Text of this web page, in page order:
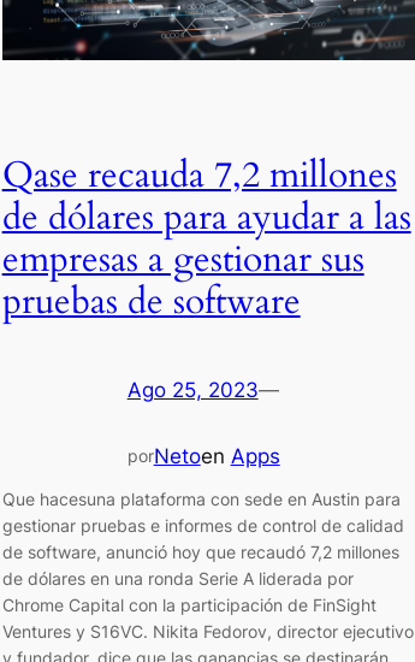
Qase recauda 7,2 millones
de dólares para ayudar a las
empresas a gestionar sus
pruebas de software
Ago 25, 2023—
porNetoen Apps
Que hacesuna plataforma con sede en Austin para
gestionar pruebas e informes de control de calidad
de software, anunció hoy que recaudó 7,2 millones
de dólares en una ronda Serie A liderada por
Chrome Capital con la participación de FinSight
Ventures y S16VC. Nikita Fedorov, director ejecutivo